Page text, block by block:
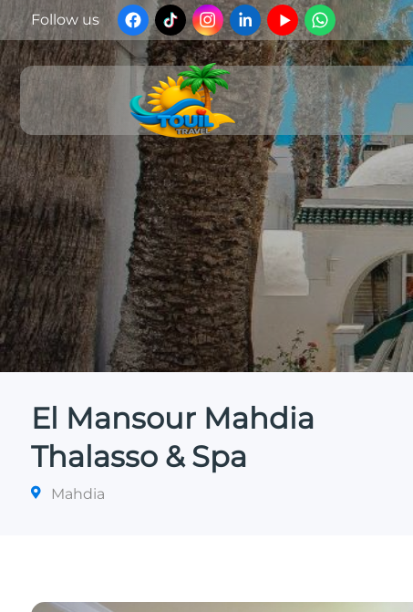
Follow us
El Mansour Mahdia
Thalasso & Spa
Mahdia